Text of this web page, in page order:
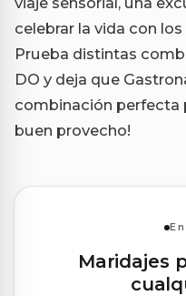
celebrar la vida con
Prueba distintas
DO y deja que
combinación perfecta
buen provecho!
Maridajes